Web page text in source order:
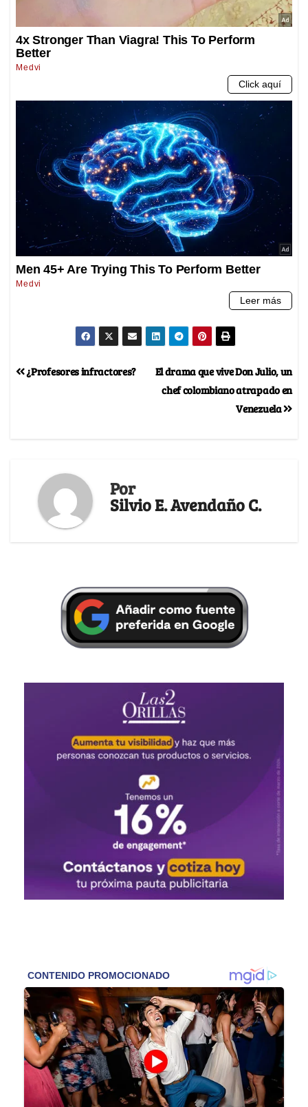
El drama que vive Don Julio, un
chef colombiano atrapado en
Venezuela
¿Profesores infractores?
Por
Silvio E. Avendaño C.